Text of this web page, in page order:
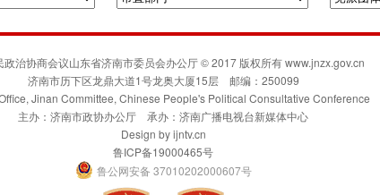
政治协商会议山东省济南市委员会办公厅 © 2017 版权所有 www.jnzx.gov.cn
济南市历下区龙鼎大道1号龙奥大厦15层 邮编：250099
Jinan Committee, Chinese People's Political Consultative Conference
主办：济南市政协办公厅 承办：济南广播电视台新媒体中心
Design byijntv.cn
鲁ICP备19000465号
鲁公网安备 37010202000607号